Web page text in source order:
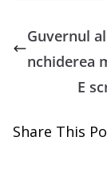
Guvernul
nchiderea
E
Share This